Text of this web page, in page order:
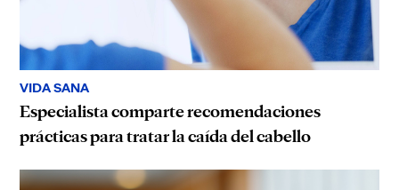
VIDA SANA
Especialista comparte recomendaciones
prácticas para tratar la caída del cabello